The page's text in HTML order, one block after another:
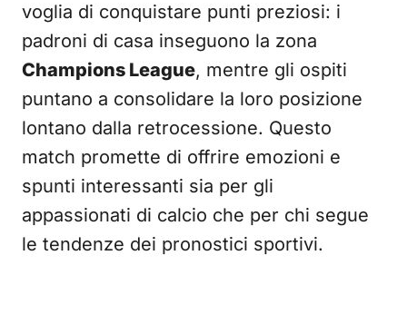
voglia di conquistare punti preziosi: i
padroni di casa inseguono la zona
Champions League, mentre gli ospiti
puntano a consolidare la loro posizione
lontano dalla retrocessione. Questo
match promette di offrire emozioni e
spunti interessanti sia per gli
appassionati di calcio che per chi segue
le tendenze dei pronostici sportivi.